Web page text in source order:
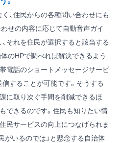
、住民からの各種問い合わせにも
せの内容に応じて自動音声ガイ
それを住民が選択すると該当する
のHPで調べれば解決できるよう
電話のショートメッセージサービ
することが可能です。そうする
に取り次ぐ手間を削減できるほ
できるのです。住民も知りたい情
民サービスの向上につなげられま
がいるのでは」と懸念する自治体